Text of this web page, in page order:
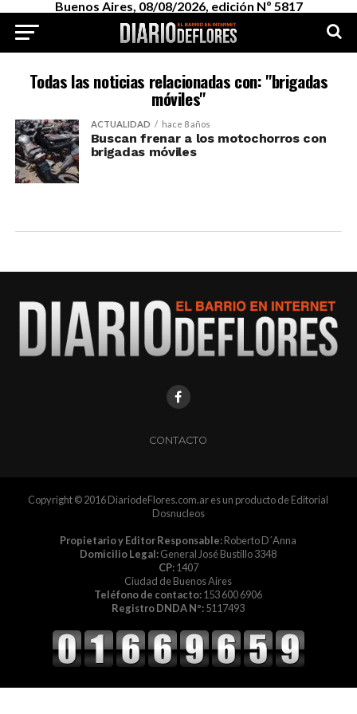
Buenos Aires, 08/08/2026, edición Nº 5817
Todas las noticias relacionadas con: "brigadas
móviles"
ACTUALIDAD hace 8 años
Buscan frenar a los motochorros con
brigadas móviles
CONTACTO
Copyright © 2016 DiariodeFlores.com.ar es un producto de Editorial
Dosnucleos
Propietario y Editor Responsable:Roberto D´Anna
Domicilio Legal:General José Bustillo 3348
CP:1407
Ciudad de Buenos Aires
Teléfono de contacto:153 600 6906
Registro DNDA Nº:5117493